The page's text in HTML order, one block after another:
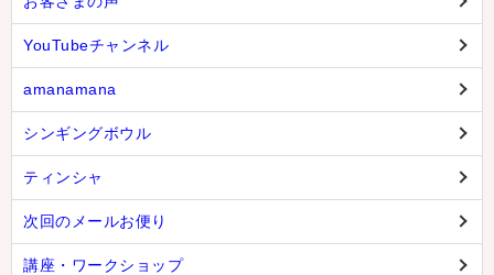
YouTubeチャンネル
amanamana
シンギングボウル
ティンシャ
次回のメールお便り
講座・ワークショップ